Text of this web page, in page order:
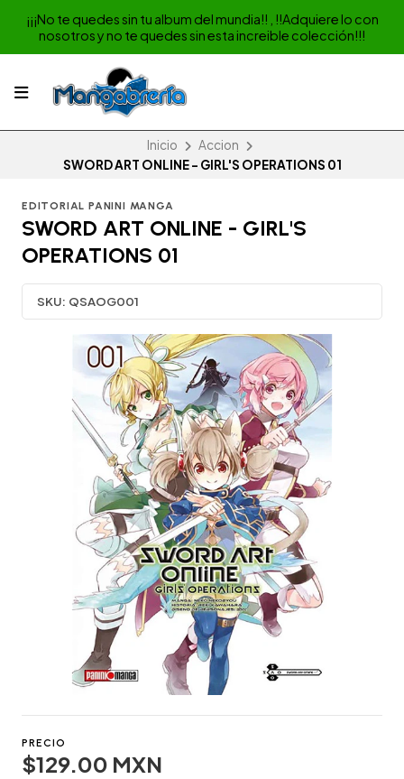
¡¡¡No te quedes sin tu album del mundia!! , !!Adquiere lo con
nosotros y no te quedes sin esta increible colección!!!
Inicio
Accion
SWORD ART ONLINE - GIRL'S OPERATIONS 01
EDITORIAL PANINI MANGA
SWORD ART ONLINE - GIRL'S
OPERATIONS 01
SKU: QSAOG001
PRECIO
$129.00 MXN